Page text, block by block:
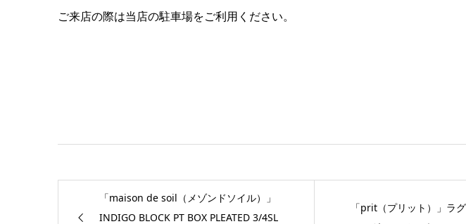
ご来店の際は当店の駐車場をご利用ください。
「maison de soil（メゾンドソイル）」
INDIGO BLOCK PT BOX PLEATED 3/4SL
「prit（プリット）」ラ